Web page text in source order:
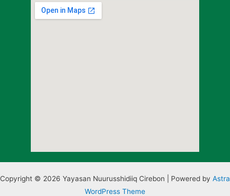
Copyright © 2026 Yayasan Nuurusshidiiq Cirebon | Powered by Astra
WordPress Theme